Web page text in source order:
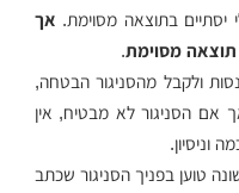
יסתיים בתוצאה מסוימת. אך
תוצאה מסוימת.
ולקבל מהסניגור הבטחה,
אם הסניגור לא מבטיח, אין
וניסיון.
טוען בפניך הסניגור שכתב